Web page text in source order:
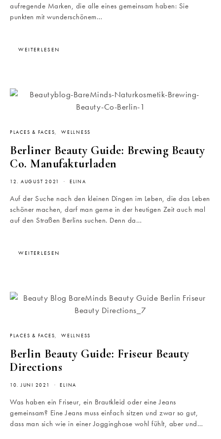
aufregende Marken, die alle eines gemeinsam haben: Sie
punkten mit wunderschönem…
WEITERLESEN
PLACES & FACES WELLNESS
Berliner Beauty Guide: Brewing Beauty
Co. Manufakturladen
12. AUGUST 2021 ELINA
Auf der Suche nach den kleinen Dingen im Leben, die das Leben
schöner machen, darf man gerne in der heutigen Zeit auch mal
auf den Straßen Berlins suchen. Denn da…
WEITERLESEN
PLACES & FACES WELLNESS
Berlin Beauty Guide: Friseur Beauty
Directions
10. JUNI 2021 ELINA
Was haben ein Friseur, ein Brautkleid oder eine Jeans
gemeinsam? Eine Jeans muss einfach sitzen und zwar so gut,
dass man sich wie in einer Jogginghose wohl fühlt, aber und…